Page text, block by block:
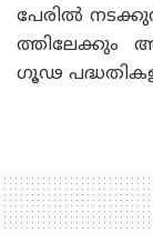
പേരിൽ
ത്തിലേക്കും
ഗൂഢ